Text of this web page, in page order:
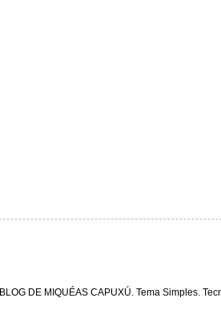
BLOG DE MIQUÉAS CAPUXÚ. Tema Simples.